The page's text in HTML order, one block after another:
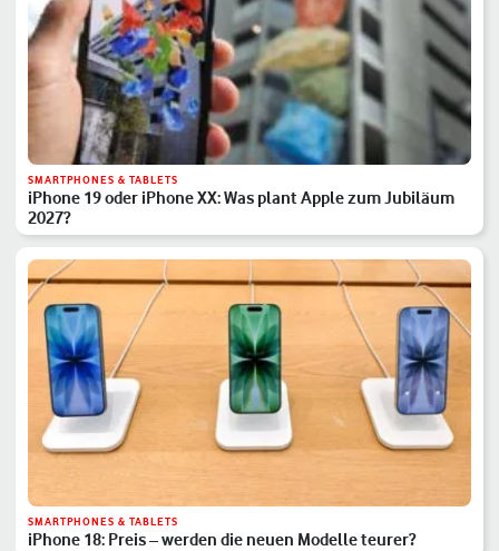
SMARTPHONES & TABLETS
iPhone 19 oder iPhone XX: Was plant Apple zum Jubiläum
2027?
SMARTPHONES & TABLETS
iPhone 18: Preis – werden die neuen Modelle teurer?